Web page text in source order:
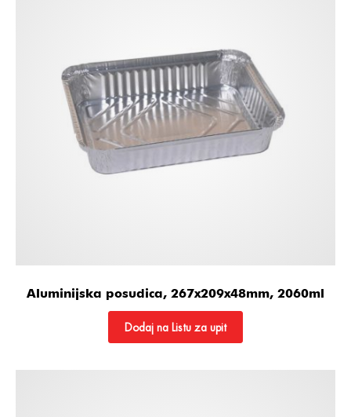
Aluminijska posudica, 267x209x48mm, 2060ml
Dodaj na Listu za upit